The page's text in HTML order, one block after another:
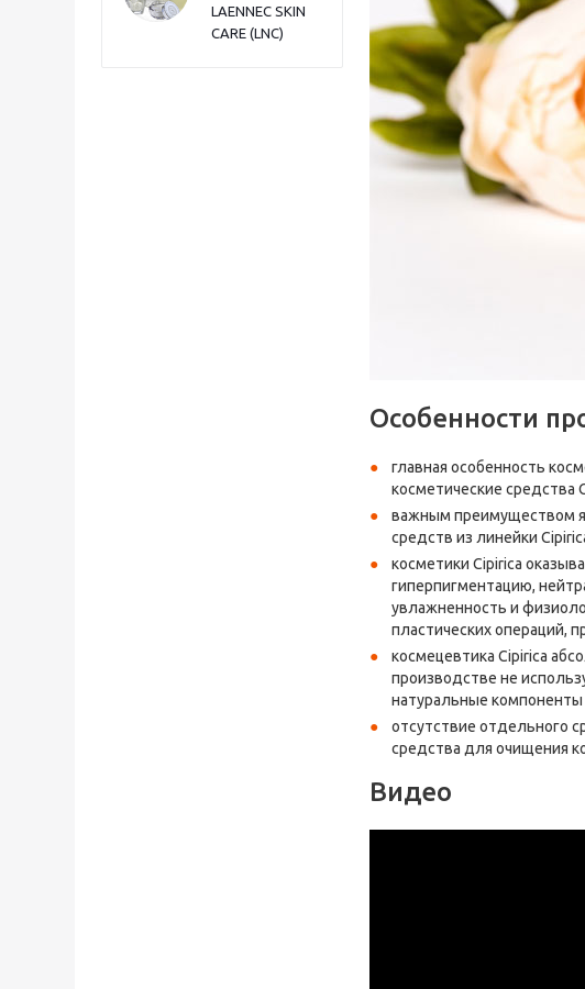
LAENNEC SKIN
CARE (LNC)
Особенности
главная особенность
косметические средства
важным преимуществом
средств из линейки
косметики Cipirica
гиперпигментацию,
увлажненность и
пластических операций,
космецевтика Cipirica
производстве не
натуральные компоненты
отсутствие отдельного
средства для очищения
Видео